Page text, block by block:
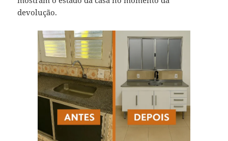
devolução.